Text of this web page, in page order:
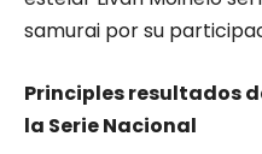
samurai por su
Principles resultados
la Serie Nacional